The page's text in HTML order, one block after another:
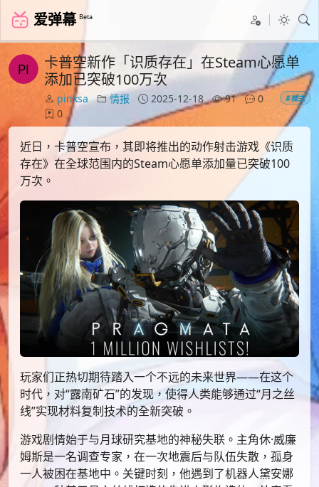
爱弹幕 Beta
卡普空新作「识质存在」在Steam心愿单
添加已突破100万次
pinksa 情报 2025-12-18 91
0
0
#楼主
近日，卡普空宣布，其即将推出的动作射击游戏《识质
存在》在全球范围内的Steam心愿单添加量已突破100
万次。
玩家们正热切期待踏入一个不远的未来世界——在这个
时代，对“露南矿石”的发现，使得人类能够通过“月之丝
线”实现材料复制技术的全新突破。
游戏剧情始于与月球研究基地的神秘失联。主角休·威廉
姆斯是一名调查专家，在一次地震后与队伍失散，孤身
一人被困在基地中。关键时刻，他遇到了机器人黛安娜